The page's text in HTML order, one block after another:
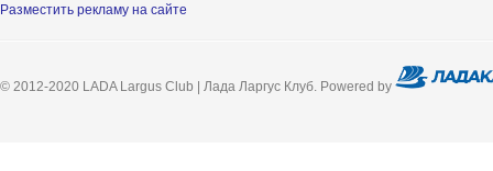
Разместить рекламу на сайте
© 2012-2020 LADA Largus Club | Лада Ларгус Клуб. Powered by